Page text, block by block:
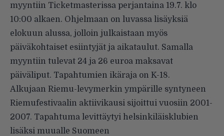
myyntiin Ticketmasterissa perjantaina 19.7. klo
10:00 alkaen. Ohjelmaan on luvassa lisäyksiä
elokuun alussa, jolloin julkaistaan myös
päiväkohtaiset esiintyjät ja aikataulut. Samalla
myyntiin tulevat 24 ja 26 euroa maksavat
päiväliput. Tapahtumien ikäraja on K-18.
Alkujaan Riemu-levymerkin ympärille syntyneen
Riemufestivaalin aktiivikausi sijoittui vuosiin 2001-
2007. Tapahtuma levittäytyi helsinkiläisklubien
lisäksi muualle Suomeen